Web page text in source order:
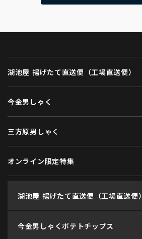
湖池屋 揚げたて直送便（工場直送便）
今金男しゃく
三方原男しゃく
オンライン限定特集
湖池屋 揚げたて直送便（工場直送便）
今金男しゃくポテトチップス